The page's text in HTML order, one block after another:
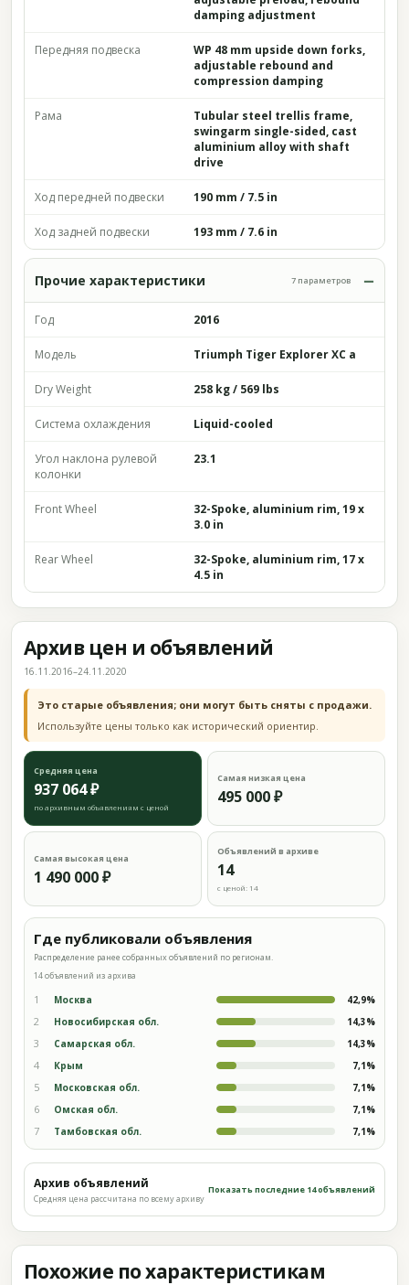
damping adjustment
Передняя подвеска
WP 48 mm upside down forks,
adjustable rebound and
compression damping
Рама
Tubular steel trellis frame,
swingarm single-sided, cast
aluminium alloy with shaft
drive
Ход передней подвески 190 mm / 7.5 in
Ход задней подвески 193 mm / 7.6 in
Прочие характеристики 7 параметров
Год 2016
Модель Triumph Tiger Explorer XC a
Dry Weight 258 kg / 569 lbs
Система охлаждения Liquid-cooled
Угол наклона рулевой
колонки
23.1
Front Wheel
32-Spoke, aluminium rim, 19 x
3.0 in
Rear Wheel
32-Spoke, aluminium rim, 17 x
4.5 in
Архив цен и объявлений
16.11.2016–24.11.2020
Это старые объявления; они могут быть сняты с продажи.
Используйте цены только как исторический ориентир.
Средняя цена
937 064 ₽
по архивным объявлениям с ценой
Самая низкая цена
495 000 ₽
Самая высокая цена
1 490 000 ₽
Объявлений в архиве
14
с ценой: 14
Где публиковали объявления
Распределение ранее собранных объявлений по регионам.
14 объявлений из архива
1 Москва 42,9%
2 Новосибирская обл. 14,3%
3 Самарская обл. 14,3%
4 Крым 7,1%
5 Московская обл. 7,1%
6 Омская обл. 7,1%
7 Тамбовская обл. 7,1%
Архив объявлений
Средняя цена рассчитана по всему архиву
Показать последние 14 объявлений
Похожие по характеристикам